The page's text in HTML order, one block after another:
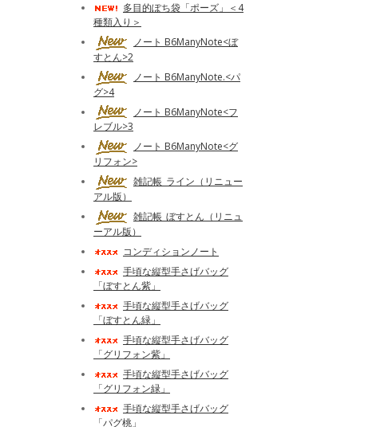
多目的ぽち袋「ポーズ」＜4
種類入り＞
ノート B6ManyNote<ぼ
すとん>2
ノート B6ManyNote.<パ
グ>4
ノート B6ManyNote<フ
レブル>3
ノート B6ManyNote<グ
リフォン>
雑記帳_ライン（リニュー
アル版）
雑記帳_ぼすとん（リニュ
ーアル版）
コンディションノート
手頃な縦型手さげバッグ
「ぼすとん紫」
手頃な縦型手さげバッグ
「ぼすとん緑」
手頃な縦型手さげバッグ
「グリフォン紫」
手頃な縦型手さげバッグ
「グリフォン緑」
手頃な縦型手さげバッグ
「パグ桃」